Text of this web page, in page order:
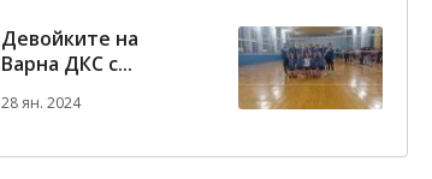
Девойките на
Варна ДКС с...
28 ян. 2024